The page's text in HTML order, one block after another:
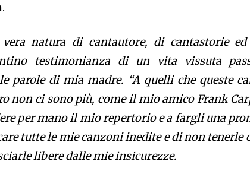
natura di cantautore, di cantastorie
testimonianza di un vita vissuta
parole di mia madre. “A quelli che queste
non ci sono più, come il mio amico Frank
per mano il mio repertorio e a fargli una
tutte le mie canzoni inedite e di non tenerle
libere dalle mie insicurezze.